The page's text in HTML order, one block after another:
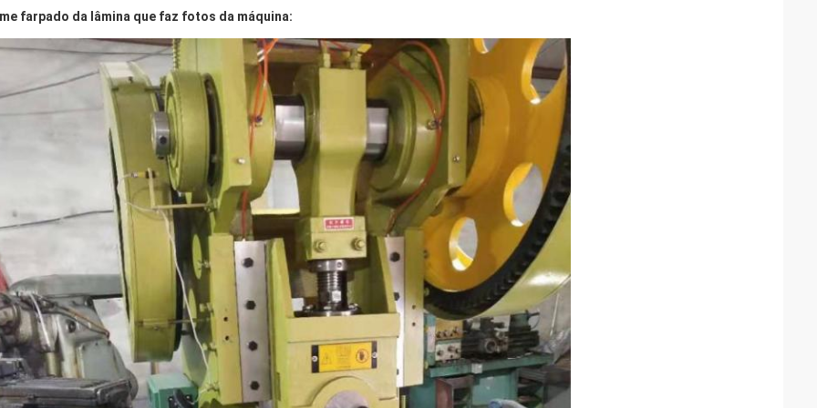
farpado da lâmina que faz fotos da máquina: